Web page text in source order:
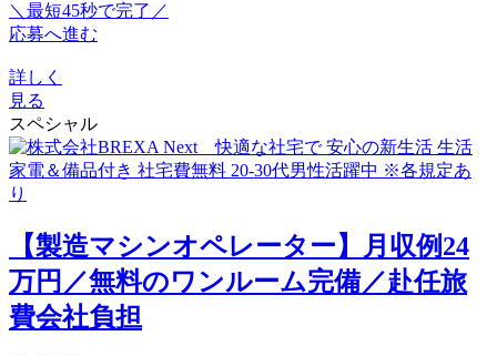
＼最短45秒で完了／
応募へ進む
詳しく
見る
スペシャル
【製造マシンオペレーター】月収例24
万円／無料のワンルーム完備／赴任旅
費会社負担